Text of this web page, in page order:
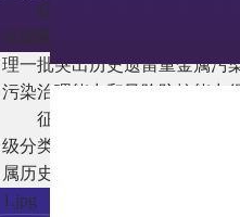
征求意见稿提出进一步强化
全国重点行业重点重金属污染
理一批突出历史遗留重金属污
污染治理能力和风险防控能力
征求意见稿提出进一步强化
级分类，持续推进重金属污染
属历史遗留问题治理；健全制
1.jpg